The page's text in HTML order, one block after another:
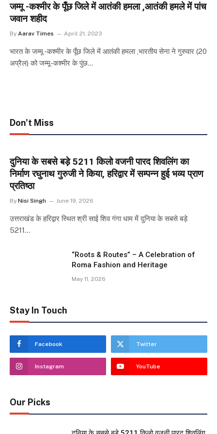
जम्मू -कश्मीर के पूँछ जिले में आतंकी हमला ,आतंकी हमले में पांच
जवान शहीद
By Aarav Times April 21, 2023
भारत के जम्मू -कश्मीर के पूँछ जिले में आतंकी हमला ,भारतीय सेना ने गुरुवार (20
अप्रैल) को जम्मू-कश्मीर के पुंछ…
Don't Miss
दुनिया के सबसे बड़े 5211 किलो वजनी पारद शिवलिंग का
निर्माण रघुनाथ गुरुजी ने किया, हरिद्वार में सम्पन्न हुई भव्य प्राण
प्रतिष्ठा
By Nisi Singh June 19, 2026
उत्तराखंड के हरिद्वार स्थित श्री साई शिव गंगा धाम में दुनिया के सबसे बड़े
5211…
“Roots & Routes” – A Celebration of
Roma Fashion and Heritage
May 11, 2026
Stay In Touch
Facebook Twitter
Instagram YouTube
Our Picks